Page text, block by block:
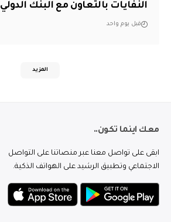
النفايات بالتعاون مع البنك الدولي
قبل يوم واحد
المزيد
معك اينما تكون..
ابقى على تواصل معنا عبر منصاتنا على التواصل
الاجتماعي وتطبيق الرشيد على الهواتف الذكية.